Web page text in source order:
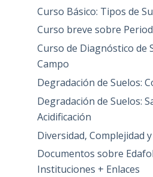
Curso Básico: Tipos de
Curso breve sobre
Curso de Diagnóstico de
Campo
Degradación de Suelos:
Degradación de Suelos:
Acidificación
Diversidad, Complejidad
Documentos sobre
Instituciones + Enlaces